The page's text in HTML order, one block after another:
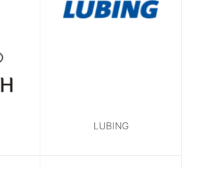
LUBING